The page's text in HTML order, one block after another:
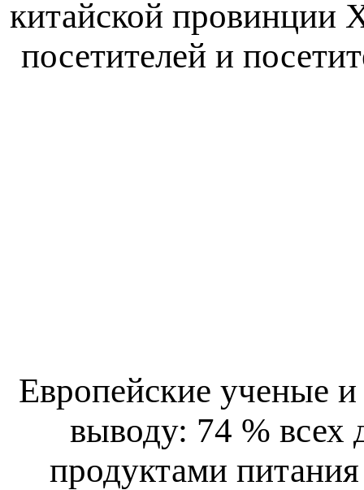
китайской провинции
посетителей и
Европейские ученые
выводу: 74 % всех
продуктами